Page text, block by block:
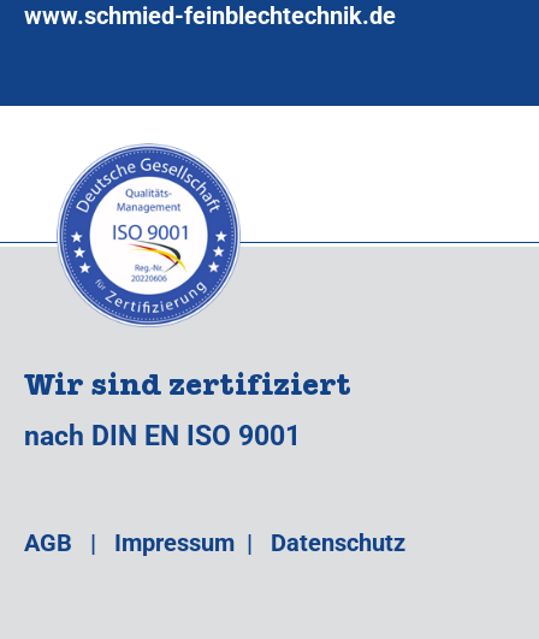
www.schmied-feinblechtechnik.de
Wir sind zertifiziert
nach DIN EN ISO 9001
AGB | Impressum | Datenschutz